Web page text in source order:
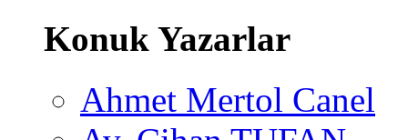
Konuk Yazarlar
Ahmet Mertol Canel